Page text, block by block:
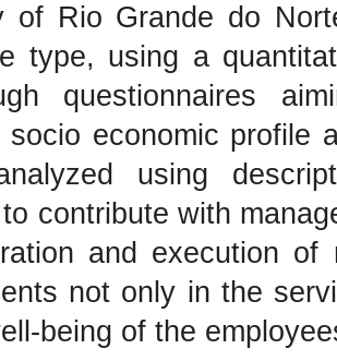
of Rio Grande do
type, using a
questionnaires
socio economic profile
using
contribute with
and execution of
not only in the
being of the